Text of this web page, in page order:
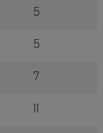
5
5
7
11